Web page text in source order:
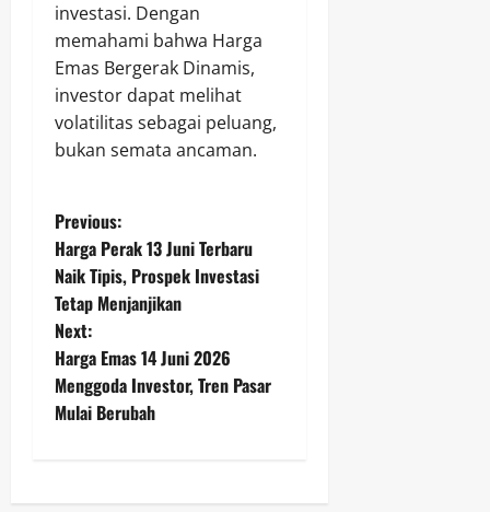
investasi. Dengan
memahami bahwa Harga
Emas Bergerak Dinamis,
investor dapat melihat
volatilitas sebagai peluang,
bukan semata ancaman.
P
o
s
t
n
Previous:
Harga Perak 13 Juni Terbaru
Naik Tipis, Prospek Investasi
Tetap Menjanjikan
Next:
Harga Emas 14 Juni 2026
Menggoda Investor, Tren Pasar
Mulai Berubah